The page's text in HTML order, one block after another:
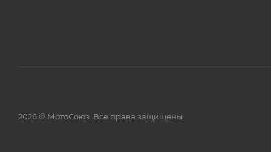
2026 © МотоСоюз. Все права защищены